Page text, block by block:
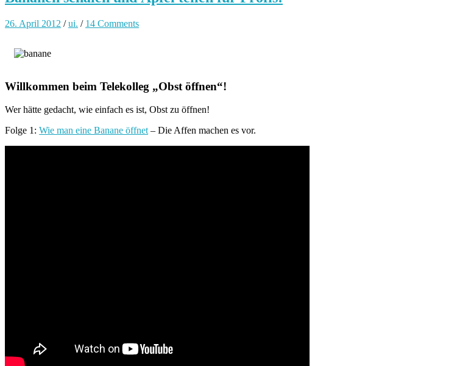
26. April 2012 /ui. / 14 Comments
Willkommen beim Telekolleg „Obst öffnen“!
Wer hätte gedacht, wie einfach es ist, Obst zu öffnen!
Folge 1: Wie man eine Banane öffnet – Die Affen machen es vor.